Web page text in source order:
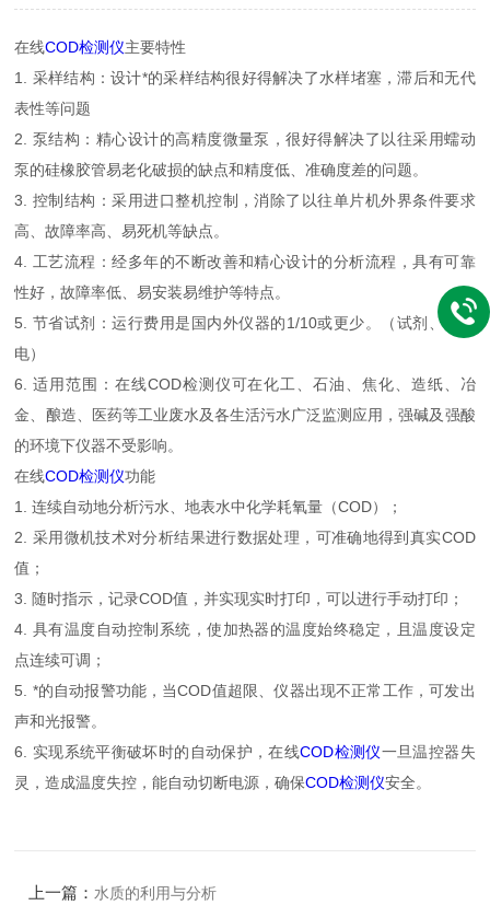
在线COD检测仪主要特性
1. 采样结构：设计*的采样结构很好得解决了水样堵塞，滞后和无代
表性等问题
2. 泵结构：精心设计的高精度微量泵，很好得解决了以往采用蠕动
泵的硅橡胶管易老化破损的缺点和精度低、准确度差的问题。
3. 控制结构：采用进口整机控制，消除了以往单片机外界条件要求
高、故障率高、易死机等缺点。
4. 工艺流程：经多年的不断改善和精心设计的分析流程，具有可靠
性好，故障率低、易安装易维护等特点。
5. 节省试剂：运行费用是国内外仪器的1/10或更少。（试剂、水、
电）
6. 适用范围：在线COD检测仪可在化工、石油、焦化、造纸、冶
金、酿造、医药等工业废水及各生活污水广泛监测应用，强碱及强酸
的环境下仪器不受影响。
在线COD检测仪功能
1. 连续自动地分析污水、地表水中化学耗氧量（COD）；
2. 采用微机技术对分析结果进行数据处理，可准确地得到真实COD
值；
3. 随时指示，记录COD值，并实现实时打印，可以进行手动打印；
4. 具有温度自动控制系统，使加热器的温度始终稳定，且温度设定
点连续可调；
5. *的自动报警功能，当COD值超限、仪器出现不正常工作，可发出
声和光报警。
6. 实现系统平衡破坏时的自动保护，在线COD检测仪一旦温控器失
灵，造成温度失控，能自动切断电源，确保COD检测仪安全。
上一篇： 水质的利用与分析